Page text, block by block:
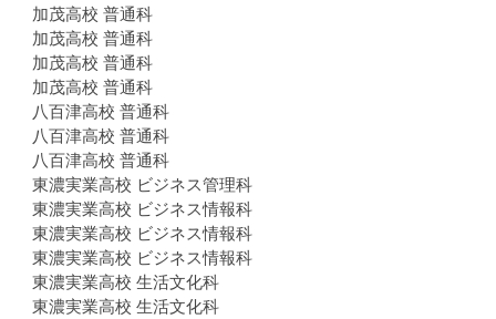
加茂高校 普通科
加茂高校 普通科
加茂高校 普通科
加茂高校 普通科
八百津高校 普通科
八百津高校 普通科
八百津高校 普通科
東濃実業高校 ビジネス管理科
東濃実業高校 ビジネス情報科
東濃実業高校 ビジネス情報科
東濃実業高校 ビジネス情報科
東濃実業高校 生活文化科
東濃実業高校 生活文化科